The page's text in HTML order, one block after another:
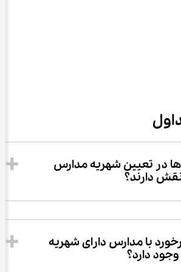
آیا خانواده‌ها در تعیین شهریه مدارس
دارند؟
با مدارس دارای شهریه
دارد؟